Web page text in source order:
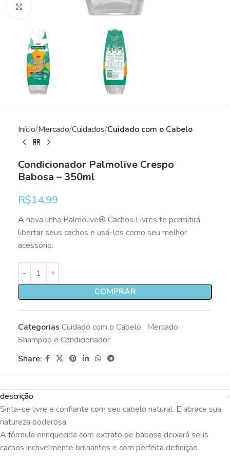
Clique para ampliar
Início Mercado Cuidados Cuidado com o Cabelo
Condicionador Palmolive Crespo
Babosa – 350ml
R$14,99
A nova linha Palmolive® Cachos Livres te permitirá
libertar seus cachos e usá-los como seu melhor
acessório.
COMPRAR
Categorias Cuidado com o Cabelo, Mercado,
Shampoo e Condicionador
Share:
descrição
Sinta-se livre e confiante com seu cabelo natural. E abrace sua
natureza poderosa.
A fórmula enriquecida com extrato de babosa deixará seus
cachos incrivelmente brilhantes e com perfeita definição